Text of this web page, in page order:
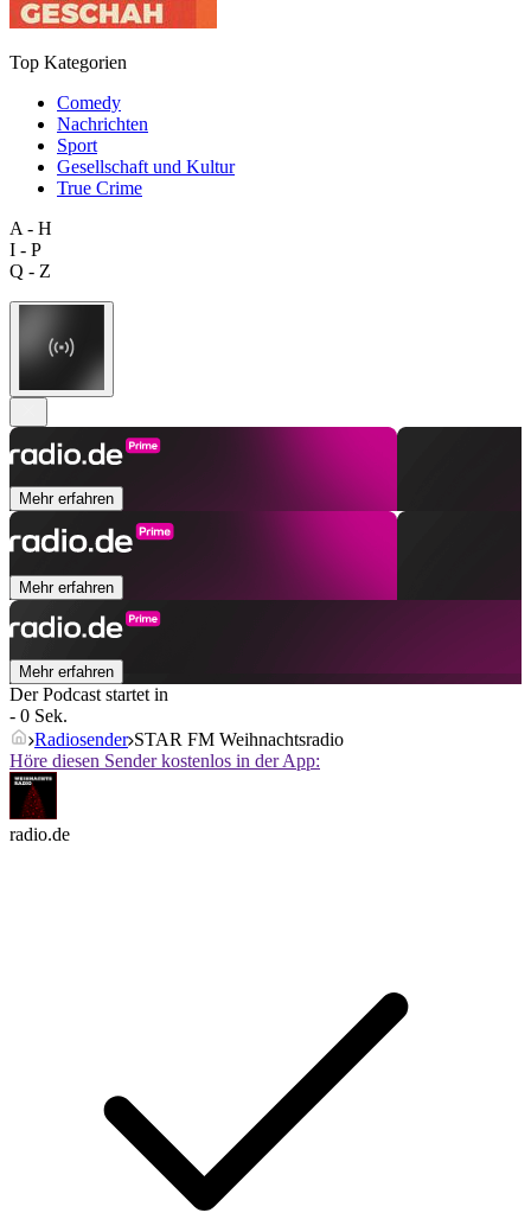
Top Kategorien
Comedy
Nachrichten
Sport
Gesellschaft und Kultur
True Crime
A - H
I - P
Q - Z
Mehr erfahren
Mehr erfahren
Mehr erfahren
Der Podcast startet in
- 0 Sek.
Radiosender STAR FM Weihnachtsradio
Höre diesen Sender kostenlos in der App:
radio.de